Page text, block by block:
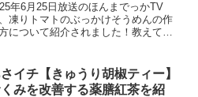
年6月25日放送のほんまでっかTV
凍りトマトのぶっかけそうめんの作
について紹介されました！教えてく
凍りトマトのぶっかけそうめんの材
人分そうめん：3...
イチ【きゅうり胡椒ティー】
みを改善する薬膳紅茶を紹